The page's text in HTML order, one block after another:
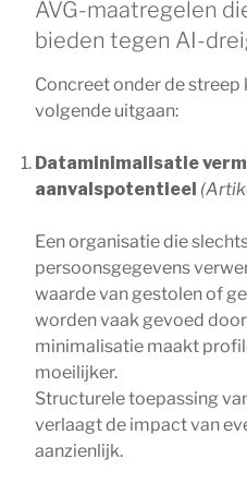
AVG-maatregelen
bieden tegen AI-
Concreet onder de streep
volgende uitgaan:
Dataminimalisatie
aanvalspotentieel
Een organisatie die
persoonsgegevens
waarde van gestolen of
worden vaak gevoed
minimalisatie maakt
moeilijker.
Structurele toepassing
verlaagt de impact van
aanzienlijk.